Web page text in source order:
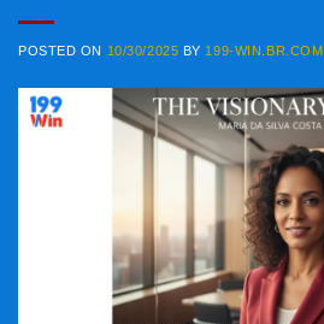
POSTED ON 10/30/2025 BY 199-WIN.BR.COM